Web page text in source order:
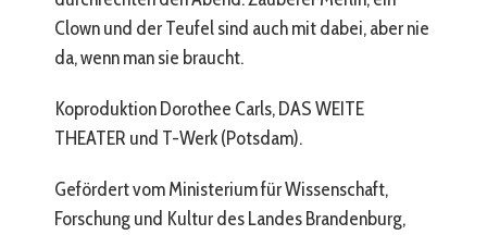
Clown und der Teufel sind auch mit dabei, aber nie
da, wenn man sie braucht.
Koproduktion Dorothee Carls, DAS WEITE
THEATER und T-Werk (Potsdam).
Gefördert vom Ministerium für Wissenschaft,
Forschung und Kultur des Landes Brandenburg,